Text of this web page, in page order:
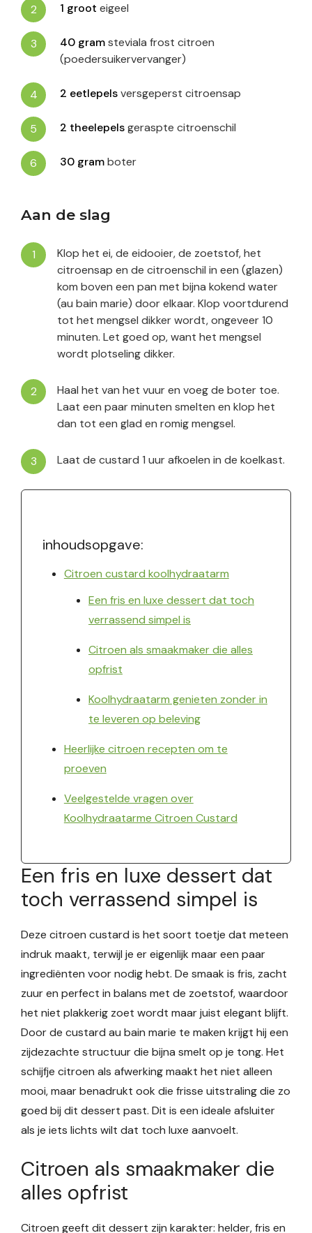
1 groot eigeel
40 gramsteviala frost citroen
(poedersuikervervanger)
2 eetlepelsversgeperst citroensap
2 theelepelsgeraspte citroenschil
30 gramboter
Aan de slag
Klop het ei, de eidooier, de zoetstof, het
citroensap en de citroenschil in een (glazen)
kom boven een pan met bijna kokend water
(au bain marie) door elkaar. Klop voortdurend
tot het mengsel dikker wordt, ongeveer 10
minuten. Let goed op, want het mengsel
wordt plotseling dikker.
Haal het van het vuur en voeg de boter toe.
Laat een paar minuten smelten en klop het
dan tot een glad en romig mengsel.
Laat de custard 1 uur afkoelen in de koelkast.
inhoudsopgave:
Citroen custard koolhydraatarm
Een fris en luxe dessert dat toch
verrassend simpel is
Citroen als smaakmaker die alles
opfrist
Koolhydraatarm genieten zonder in
te leveren op beleving
Heerlijke citroen recepten om te
proeven
Veelgestelde vragen over
Koolhydraatarme Citroen Custard
Een fris en luxe dessert dat
toch verrassend simpel is
Deze citroen custard is het soort toetje dat meteen
indruk maakt, terwijl je er eigenlijk maar een paar
ingrediënten voor nodig hebt. De smaak is fris, zacht
zuur en perfect in balans met de zoetstof, waardoor
het niet plakkerig zoet wordt maar juist elegant blijft.
Door de custard au bain marie te maken krijgt hij een
zijdezachte structuur die bijna smelt op je tong. Het
schijfje citroen als afwerking maakt het niet alleen
mooi, maar benadrukt ook die frisse uitstraling die zo
goed bij dit dessert past. Dit is een ideale afsluiter
als je iets lichts wilt dat toch luxe aanvoelt.
Citroen als smaakmaker die
alles opfrist
Citroen geeft dit dessert zijn karakter: helder, fris en